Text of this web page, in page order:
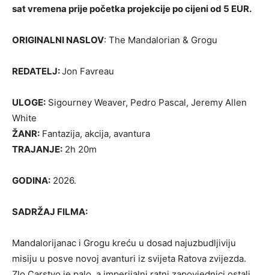
sat vremena prije početka projekcije po cijeni od 5 EUR.
ORIGINALNI NASLOV: The Mandalorian & Grogu
REDATELJ:Jon Favreau
ULOGE: Sigourney Weaver, Pedro Pascal, Jeremy Allen
White
ŽANR: Fantazija, akcija, avantura
TRAJANJE: 2h 20m
GODINA: 2026.
SADRŽAJ FILMA:
Mandalorijanac i Grogu kreću u dosad najuzbudljiviju
misiju u posve novoj avanturi iz svijeta Ratova zvijezda.